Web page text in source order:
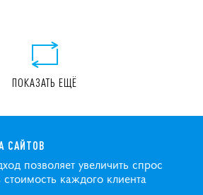
ПОКАЗАТЬ ЕЩЁ
САЙТОВ
позволяет увеличить спрос
стоимость каждого клиента